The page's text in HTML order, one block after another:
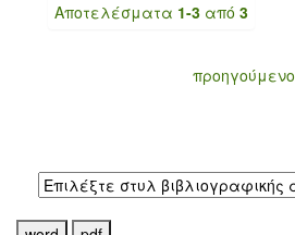
Αποτελέσματα 1-3 από 3
προηγούμενο